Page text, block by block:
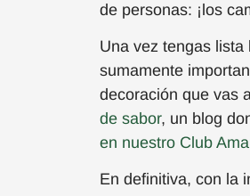
de personas: ¡los
Una vez tengas
sumamente
decoración que vas
de sabor, un blog
en nuestro Club
En definitiva, con la